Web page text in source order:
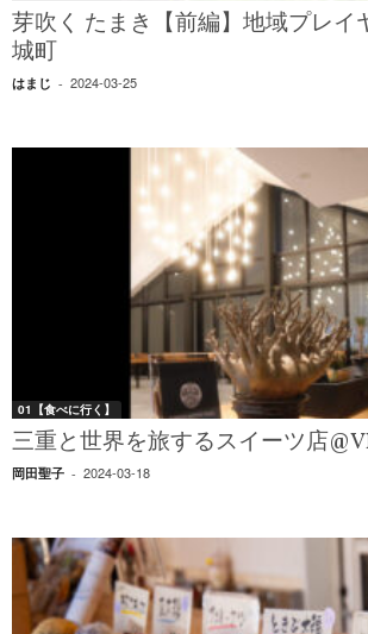
芽吹く たまき【前編】地域プレイ
城町
はまじ - 2024-03-25
01【食べに行く】
三重と世界を旅するスイーツ店
岡田聖子 - 2024-03-18